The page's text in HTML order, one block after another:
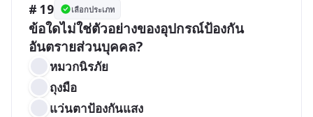
# 19 เลือกประเภท
ข้อใดไม่ใช่ตัวอย่างของอุปกรณ์ป้องกัน
อันตรายส่วนบุคคล?
หมวกนิรภัย
ถุงมือ
แว่นตาป้องกันแสง